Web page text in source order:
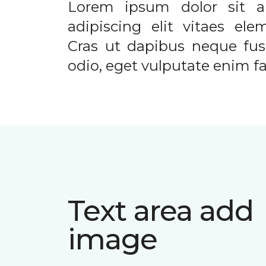
Lorem ipsum dolor sit
adipiscing elit vitaes
Cras ut dapibus neque
odio, eget vulputate enim
Text area add
image